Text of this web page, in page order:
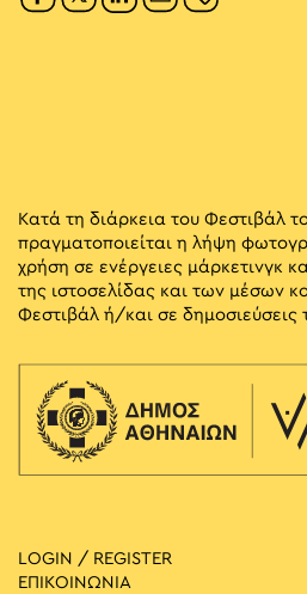
Κατά τη διάρκεια του Φεστιβάλ
πραγματοποιείται η λήψη
χρήση σε ενέργειες μάρκετινγκ
της ιστοσελίδας και των μέσων
Φεστιβάλ ή/και σε δημοσιεύσεις
LOGIN / REGISTER
ΕΠΙΚΟΙΝΩΝΙΑ